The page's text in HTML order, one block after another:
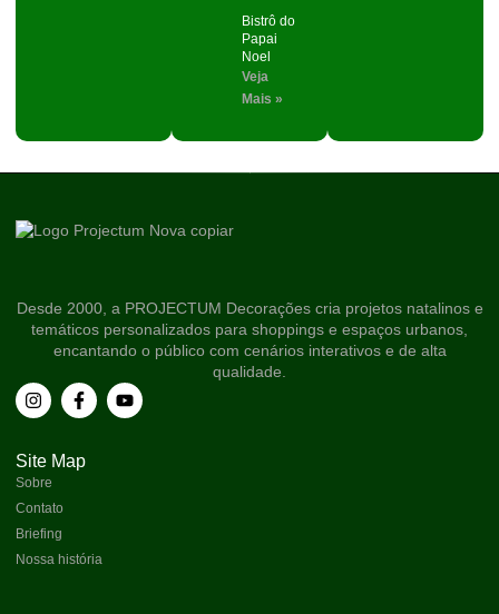
Bistrô do
Papai
Noel
Veja
Mais »
Desde 2000, a PROJECTUM Decorações cria projetos natalinos e
temáticos personalizados para shoppings e espaços urbanos,
encantando o público com cenários interativos e de alta
qualidade.
Site Map
Sobre
Contato
Briefing
Nossa história